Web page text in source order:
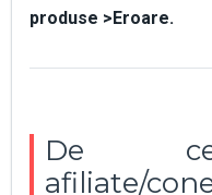
produse >Eroare.
De ce
afiliate/